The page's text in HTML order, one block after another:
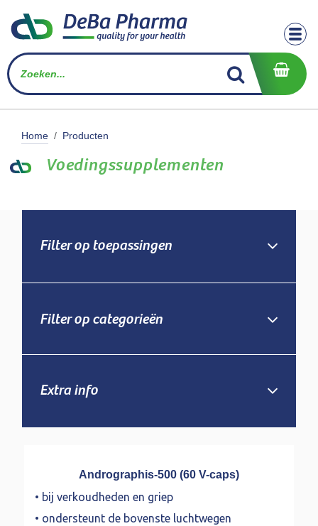
Home Producten
Voedingssupplementen
Filter op toepassingen
Filter op categorieën
Extra info
Andrographis-500 (60 V-caps)
• bij verkoudheden en griep
• ondersteunt de bovenste luchtwegen